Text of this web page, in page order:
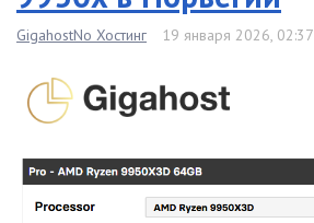
GigahostNo Хостинг 19 января 2026, 02:37